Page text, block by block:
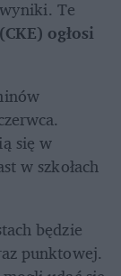
ogłosi
się w
w szkołach
będzie
punktowej.